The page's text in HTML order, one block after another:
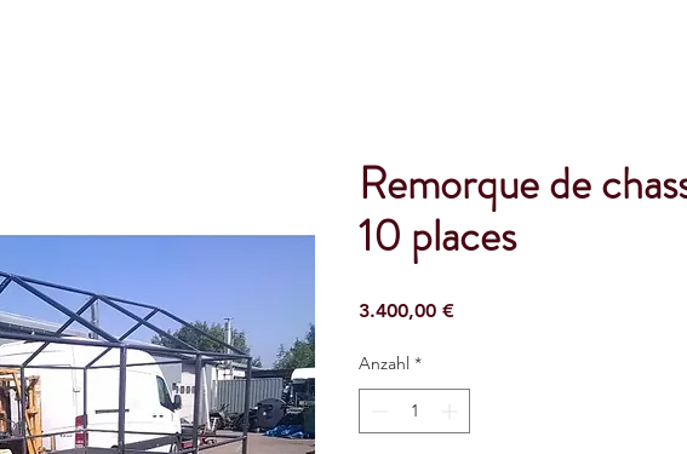
Remorque de
10 places
3.400,00 €Preis
Anzahl *